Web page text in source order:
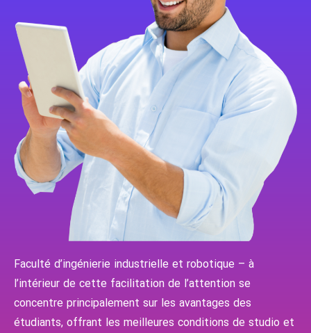
Faculté d’ingénierie industrielle et robotique – à
l’intérieur de cette facilitation de l’attention se
concentre principalement sur les avantages des
étudiants, offrant les meilleures conditions de studio et